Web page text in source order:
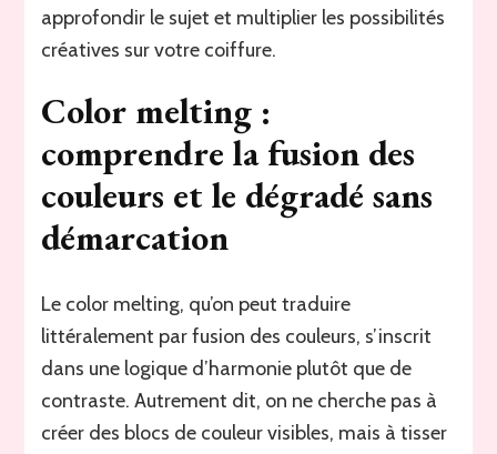
approfondir le sujet et multiplier les possibilités
créatives sur votre coiffure.
Color melting :
comprendre la fusion des
couleurs et le dégradé sans
démarcation
Le color melting, qu’on peut traduire
littéralement par fusion des couleurs, s’inscrit
dans une logique d’harmonie plutôt que de
contraste. Autrement dit, on ne cherche pas à
créer des blocs de couleur visibles, mais à tisser